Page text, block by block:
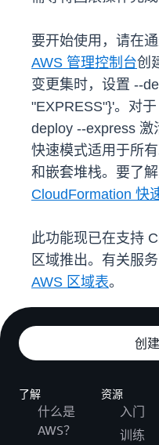
要开始使用，请在
AWS 管理控制台创
变更集时，设置 --
"EXPRESS"}'。对于
deploy --express 激
快速模式适用于所
和嵌套堆栈。要了
CloudFormation 快
此功能现已在支持
区域推出。有关服
AWS 区域表。
创
了解
什么是
AWS？
资源
入门
训练